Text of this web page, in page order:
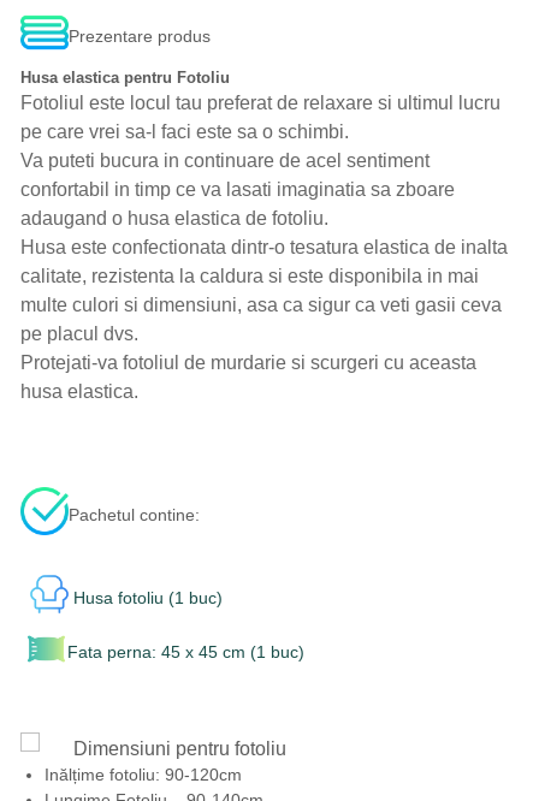
Prezentare produs
Husa elastica pentru Fotoliu
Fotoliul este locul tau preferat de relaxare si ultimul lucru
pe care vrei sa-l faci este sa o schimbi.
Va puteti bucura in continuare de acel sentiment
confortabil in timp ce va lasati imaginatia sa zboare
adaugand o husa elastica de fotoliu.
Husa este confectionata dintr-o tesatura elastica de inalta
calitate, rezistenta la caldura si este disponibila in mai
multe culori si dimensiuni, asa ca sigur ca veti gasii ceva
pe placul dvs.
Protejati-va fotoliul de murdarie si scurgeri cu aceasta
husa elastica.
Pachetul contine:
Husa fotoliu (1 buc)
Fata perna: 45 x 45 cm (1 buc)
Dimensiuni pentru fotoliu
Inălțime fotoliu: 90-120cm